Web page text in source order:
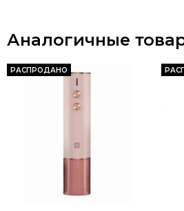
Аналогичные
РАСПРОДАНО